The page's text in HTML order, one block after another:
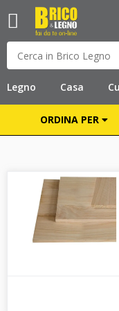
Legno Casa
ORDINA PER